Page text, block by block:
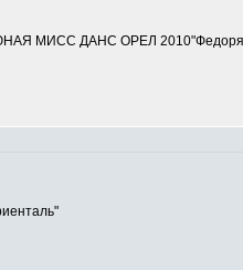
МИСС ДАНС ОРЕЛ